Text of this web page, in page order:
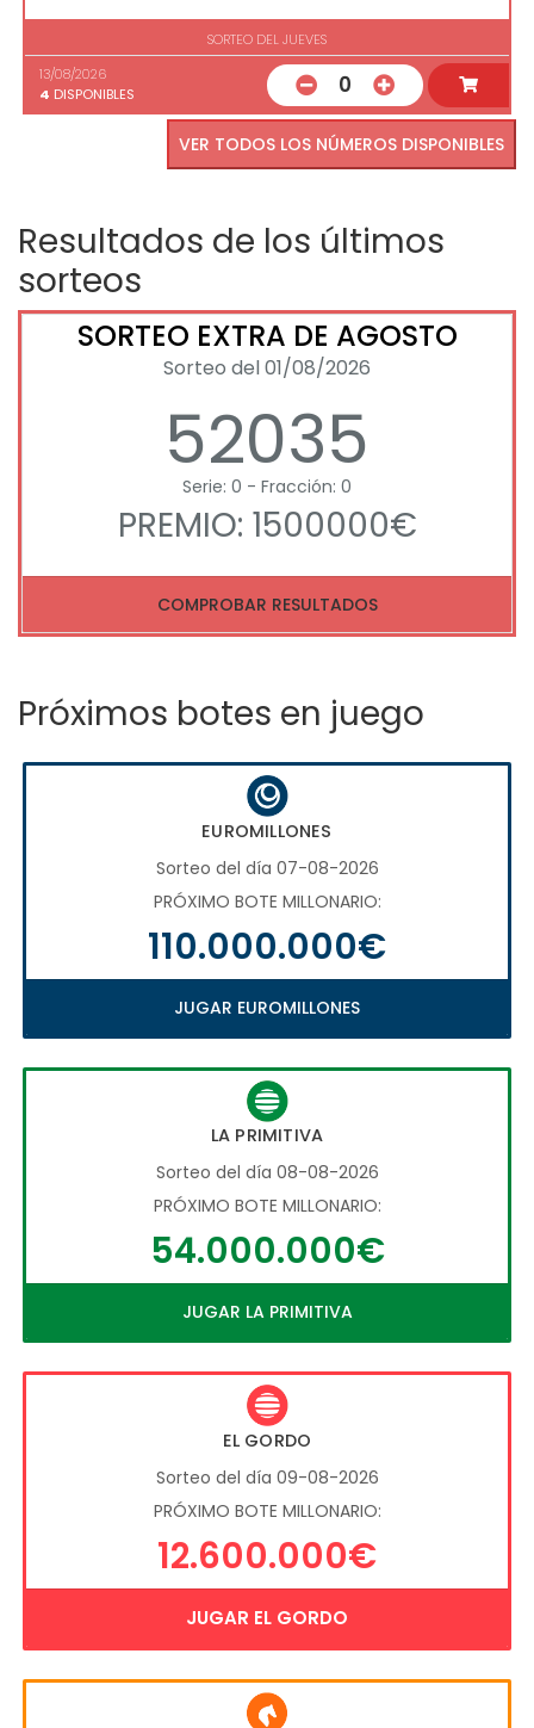
SORTEO DEL JUEVES
13/08/2026
4 DISPONIBLES 0
VER TODOS LOS NÚMEROS DISPONIBLES
Resultados de los últimos
sorteos
SORTEO EXTRA DE AGOSTO
Sorteo del 01/08/2026
52035
Serie: 0 - Fracción: 0
PREMIO: 1500000€
COMPROBAR RESULTADOS
Próximos botes en juego
EUROMILLONES
Sorteo del día 07-08-2026
PRÓXIMO BOTE MILLONARIO:
110.000.000€
JUGAR EUROMILLONES
LA PRIMITIVA
Sorteo del día 08-08-2026
PRÓXIMO BOTE MILLONARIO:
54.000.000€
JUGAR LA PRIMITIVA
EL GORDO
Sorteo del día 09-08-2026
PRÓXIMO BOTE MILLONARIO:
12.600.000€
JUGAR EL GORDO